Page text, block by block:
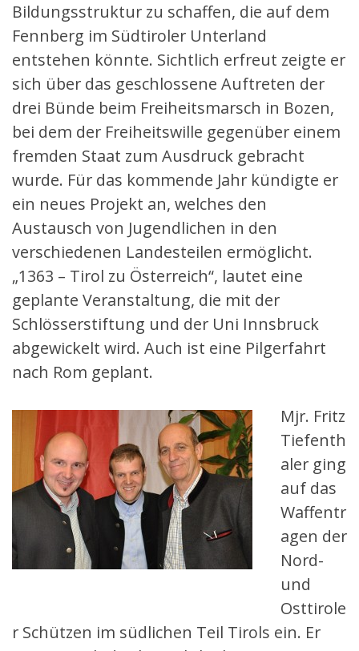
Bildungsstruktur zu schaffen, die auf dem
Fennberg im Südtiroler Unterland
entstehen könnte. Sichtlich erfreut zeigte er
sich über das geschlossene Auftreten der
drei Bünde beim Freiheitsmarsch in Bozen,
bei dem der Freiheitswille gegenüber einem
fremden Staat zum Ausdruck gebracht
wurde. Für das kommende Jahr kündigte er
ein neues Projekt an, welches den
Austausch von Jugendlichen in den
verschiedenen Landesteilen ermöglicht.
„1363 – Tirol zu Österreich“, lautet eine
geplante Veranstaltung, die mit der
Schlösserstiftung und der Uni Innsbruck
abgewickelt wird. Auch ist eine Pilgerfahrt
nach Rom geplant.
Mjr. Fritz
Tiefenth
aler ging
auf das
Waffentr
agen der
Nord-
und
Osttirole
r Schützen im südlichen Teil Tirols ein. Er